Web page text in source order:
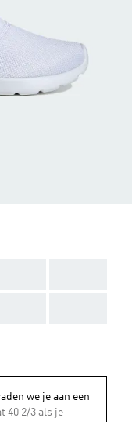
we je aan een
40 2/3 als je